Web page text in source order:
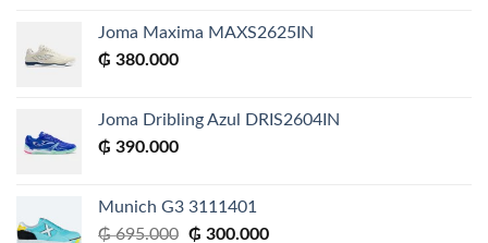
era:
es:
Joma Maxima MAXS2625IN
₲ 380.000
Joma Dribling Azul DRIS2604IN
₲ 390.000
Munich G3 3111401
₲695.000 El
₲ 300.000El